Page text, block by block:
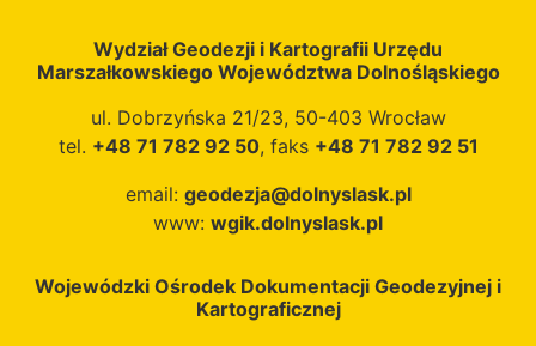
Wydział Geodezji i Kartografii Urzędu
Marszałkowskiego Województwa Dolnośląskiego
ul. Dobrzyńska 21/23, 50-403 Wrocław
tel. +48 71 782 92 50, faks +48 71 782 92 51
email: geodezja@dolnyslask.pl
www: wgik.dolnyslask.pl
Wojewódzki Ośrodek Dokumentacji Geodezyjnej i
Kartograficznej